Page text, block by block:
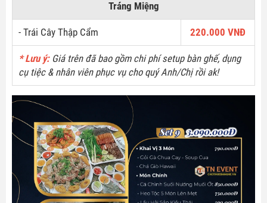
Tráng Miệng
- Trái Cây Thập Cẩm 220.000 VNĐ
* Lưu ý: Giá trên đã bao gồm chi phí setup bàn ghế, dụng
cụ tiệc & nhân viên phục vụ cho quý Anh/Chị rồi ak!